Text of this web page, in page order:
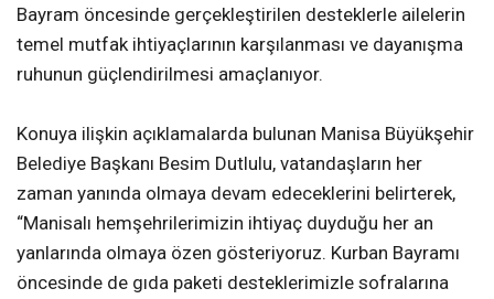
Bayram öncesinde gerçekleştirilen desteklerle ailelerin
temel mutfak ihtiyaçlarının karşılanması ve dayanışma
ruhunun güçlendirilmesi amaçlanıyor.
Konuya ilişkin açıklamalarda bulunan Manisa Büyükşehir
Belediye Başkanı Besim Dutlulu, vatandaşların her
zaman yanında olmaya devam edeceklerini belirterek,
“Manisalı hemşehrilerimizin ihtiyaç duyduğu her an
yanlarında olmaya özen gösteriyoruz. Kurban Bayramı
öncesinde de gıda paketi desteklerimizle sofralarına